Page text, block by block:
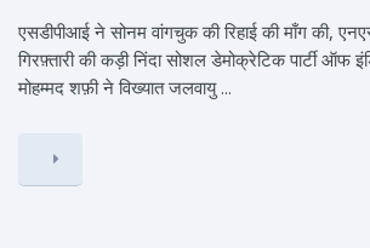
एसडीपीआई ने सोनम वांगचुक की रिहाई की माँग की,
गिरफ़्तारी की कड़ी निंदा सोशल डेमोक्रेटिक पार्टी ऑफ
मोहम्मद शफ़ी ने विख्यात जलवायु ...